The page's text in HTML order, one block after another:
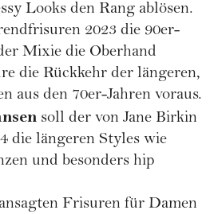
Looks den Rang ablösen.
2023 die 90er-
Mixie die Oberhand
die Rückkehr der längeren,
aus den 70er-Jahren voraus.
soll der von Jane Birkin
die längeren Styles wie
und besonders hip
Frisuren für Damen